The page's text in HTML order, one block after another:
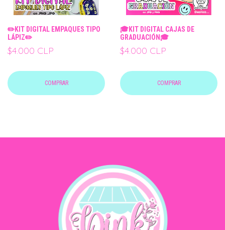
✏️KIT DIGITAL EMPAQUES TIPO
LÁPIZ✏️
$4.000 CLP
COMPRAR
🎓KIT DIGITAL CAJAS DE
GRADUACIÓN🎓
$4.000 CLP
COMPRAR